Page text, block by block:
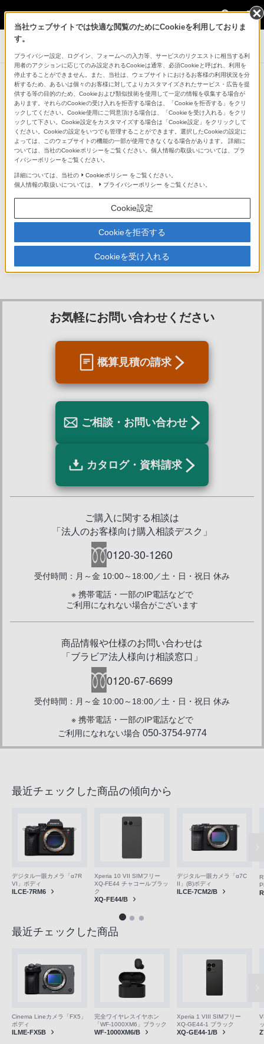
法人のお客様
業務用ディスプレイ・テレビ[法人向け] ブラ
ビア
商品一覧
詳細はこちら
パッケージモデルの詳細はこちら
お気軽にお問い合わせください
概算見積の請求
ご相談・お問い合わせ
カタログ・資料請求
ご購入に関する相談は
「法人のお客様向け購入相談デスク」
0120-30-1260
受付時間：月～金 10:00～18:00／土・日・祝日 休み
※ 携帯電話・一部のIP電話などで
ご利用になれない場合がございます
商品情報や仕様のお問い合わせは
「ブラビア法人様向け相談窓口」
0120-67-6699
受付時間：月～金 10:00～18:00／土・日・祝日 休み
※ 携帯電話・一部のIP電話などで
ご利用になれない場合 050-3754-9774
最近チェックした商品の傾向から
デジタル一眼カメラ「α7R
VI」ボディ
ILCE-7RM6
Xperia 10 VII SIMフリー
XQ-FE44 チャコールブラッ
ク
XQ-FE44/B
デジタル一眼カメラ「α7C
II」(B)ボディ
ILCE-7CM2/B
最近チェックした商品
Cinema Lineカメラ「FX5」
ボディ
ILME-FX5B
完全ワイヤレスイヤホン
「WF-1000XM6」ブラック
WF-1000XM6/B
Xperia 1 VIII SIMフリー
XQ-GE44-1 ブラック
XQ-GE44-1/B
当社ウェブサイトでは快適な閲覧のためにCookieを利用しておりま
す。
プライバシー設定、ログイン、フォームへの入力等、サービスのリクエストに相当する利
用者のアクションに応じてのみ設定されるCookieは通常、必須Cookieと呼ばれ、利用を
停止することができません。また、当社は、ウェブサイトにおけるお客様の利用状況を分
析するため、あるいは個々のお客様に対してよりカスタマイズされたサービス・広告を提
供する等の目的のため、Cookieおよび類似技術を使用して一定の情報を収集する場合が
あります。それらのCookieの受け入れを拒否する場合は、「Cookieを拒否する」をクリ
ックしてください。Cookie使用にご同意頂ける場合は、「Cookieを受け入れる」をクリ
ックして下さい。Cookie設定をカスタマイズする場合は「Cookie設定」をクリックして
ください。Cookieの設定をいつでも管理することができます。選択したCookieの設定に
よっては、このウェブサイトの機能の一部が使用できなくなる場合があります。 詳細に
ついては、当社のCookieポリシーをご覧ください。個人情報の取扱いについては、プラ
イバシーポリシーをご覧ください。
詳細については、当社の Cookieポリシー をご覧ください。
個人情報の取扱いについては、
プライバシーポリシー をご覧ください。
Cookie設定
Cookieを拒否する
Cookieを受け入れる